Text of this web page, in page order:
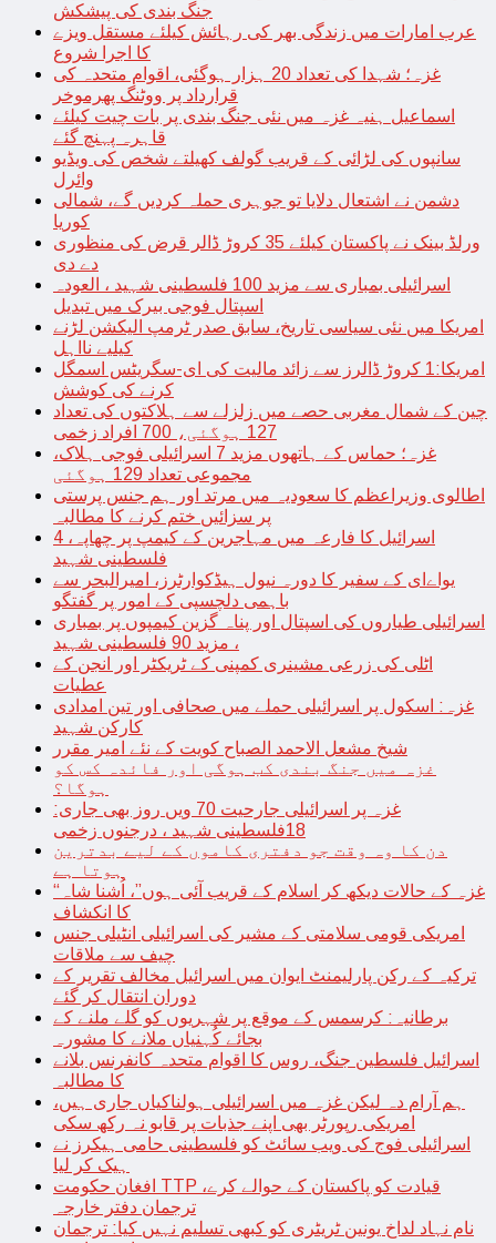
جنگ بندی کی پیشکش
عرب امارات میں زندگی بھر کی رہائش کیلئے مستقل ویزے
کا اجرا شروع
غزہ؛ شہدا کی تعداد 20 ہزار ہوگئی، اقوام متحدہ کی
قرارداد پر ووٹنگ پھرموخر
اسماعیل ہنیہ غزہ میں نئی جنگ بندی پر بات چیت کیلئے
قاہرہ پہنچ گئے
سانپوں کی لڑائی کے قریب گولف کھیلتے شخص کی ویڈیو
وائرل
دشمن نے اشتعال دلایا تو جوہری حملہ کردیں گے، شمالی
کوریا
ورلڈ بینک نے پاکستان کیلئے 35 کروڑ ڈالر قرض کی منظوری
دے دی
اسرائیلی بمباری سے مزید 100 فلسطینی شہید ، العودہ
اسپتال فوجی بیرک میں تبدیل
امریکا میں نئی سیاسی تاریخ، سابق صدر ٹرمپ الیکشن لڑنے
کیلیے نااہل
امریکا:1 کروڑ ڈالرز سے زائد مالیت کی ای-سگریٹس اسمگل
کرنے کی کوشش
چین کے شمال مغربی حصے میں زلزلے سے ہلاکتوں کی تعداد
127 ہوگئی، 700 افراد زخمی
غزہ؛ حماس کے ہاتھوں مزید 7 اسرائیلی فوجی ہلاک،
مجموعی تعداد 129 ہوگئی
اطالوی وزیراعظم کا سعودیہ میں مرتد اور ہم جنس پرستی
پر سزائیں ختم کرنے کا مطالبہ
اسرائیل کا فارعہ میں مہاجرین کے کیمپ پر چھاپہ، 4
فلسطینی شہید
یواےای کے سفیر کا دورہ نیول ہیڈکوارٹرز، امیرالبحر سے
باہمی دلچسپی کے امور پر گفتگو
اسرائیلی طیاروں کی اسپتال اور پناہ گزین کیمپوں پر بمباری
، مزید 90 فلسطینی شہید
اٹلی کی زرعی مشینری کمپنی کے ٹریکٹر اور انجن کے
عطیات
غزہ: اسکول پر اسرائیلی حملے میں صحافی اور تین امدادی
کارکن شہید
شیخ مشعل الاحمد الصباح کویت کے نئے امیر مقرر
غزہ میں جنگ بندی کب ہوگی اور فائدہ کس کو
ہوگا؟
غزہ پر اسرائیلی جارحیت 70 ویں روز بھی جاری:
18فلسطینی شہید ، درجنوں زخمی
دن کا وہ وقت جو دفتری کاموں کے لیے بدترین
ہوتا ہے
“غزہ کے حالات دیکھ کر اسلام کے قریب آئی ہوں”، اُشنا شاہ
کا انکشاف
امریکی قومی سلامتی کے مشیر کی اسرائیلی انٹیلی جنس
چیف سے ملاقات
ترکیہ کے رکن پارلیمنٹ ایوان میں اسرائیل مخالف تقریر کے
دوران انتقال کر گئے
برطانیہ: کرسمس کے موقع پر شہریوں کو گلے ملنے کے
بجائے کُہنیاں ملانے کا مشورہ
اسرائیل فلسطین جنگ، روس کا اقوام متحدہ کانفرنس بلانے
کا مطالبہ
ہم آرام دہ لیکن غزہ میں اسرائیلی ہولناکیاں جاری ہیں،
امریکی رپورٹر بھی اپنے جذبات پر قابو نہ رکھ سکی
اسرائیلی فوج کی ویب سائٹ کو فلسطینی حامی ہیکرز نے
ہیک کر لیا
افغان حکومت TTP قیادت کو پاکستان کے حوالے کرے،
ترجمان دفتر خارجہ
نام نہاد لداخ یونین ٹریٹری کو کبھی تسلیم نہیں کیا: ترجمان